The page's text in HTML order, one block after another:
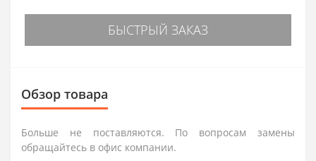
БЫСТРЫЙ ЗАКАЗ
Обзор товара
Больше не поставляются. По вопросам замены
обращайтесь в офис компании.